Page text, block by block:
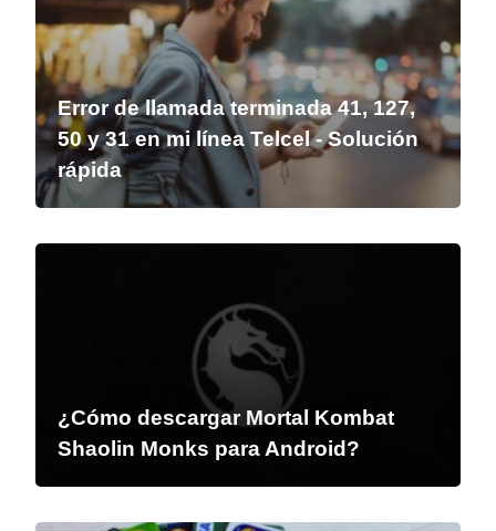
Error de llamada terminada 41, 127,
50 y 31 en mi línea Telcel - Solución
rápida
¿Cómo descargar Mortal Kombat
Shaolin Monks para Android?